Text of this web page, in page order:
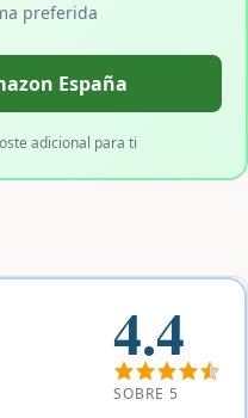
preferida
España
adicional para ti
4.4
SOBRE 5